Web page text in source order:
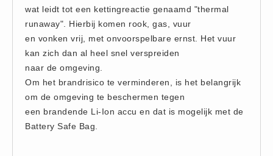
Brandblussers (0)
Blusserkasten (3)
CO2 blussers (2)
Schuimblussers (6)
Brandmelders
CO melders (2)
Rookmelders (8)
wat leidt tot een kettingreactie genaamd "thermal
runaway". Hierbij komen rook, gas, vuur
en vonken vrij, met onvoorspelbare ernst. Het vuur
kan zich dan al heel snel verspreiden
naar de omgeving.
Om het brandrisico te verminderen, is het belangrijk
om de omgeving te beschermen tegen
een brandende Li-Ion accu en dat is mogelijk met de
Battery Safe Bag.